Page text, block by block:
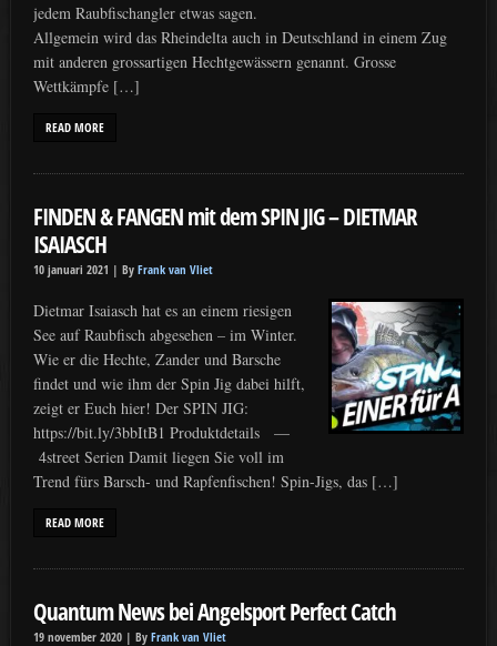
jedem Raubfischangler etwas sagen.
Allgemein wird das Rheindelta auch in Deutschland in einem Zug
mit anderen grossartigen Hechtgewässern genannt. Grosse
Wettkämpfe […]
READ MORE
FINDEN & FANGEN mit dem SPIN JIG – DIETMAR
ISAIASCH
10 januari 2021 | By Frank van Vliet
Dietmar Isaiasch hat es an einem riesigen
See auf Raubfisch abgesehen – im Winter.
Wie er die Hechte, Zander und Barsche
findet und wie ihm der Spin Jig dabei hilft,
zeigt er Euch hier! Der SPIN JIG:
https://bit.ly/3bbItB1 Produktdetails —
4street Serien Damit liegen Sie voll im
Trend fürs Barsch- und Rapfenfischen! Spin-Jigs, das […]
READ MORE
Quantum News bei Angelsport Perfect Catch
19 november 2020 | By Frank van Vliet